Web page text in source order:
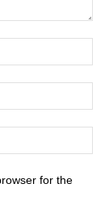
for the